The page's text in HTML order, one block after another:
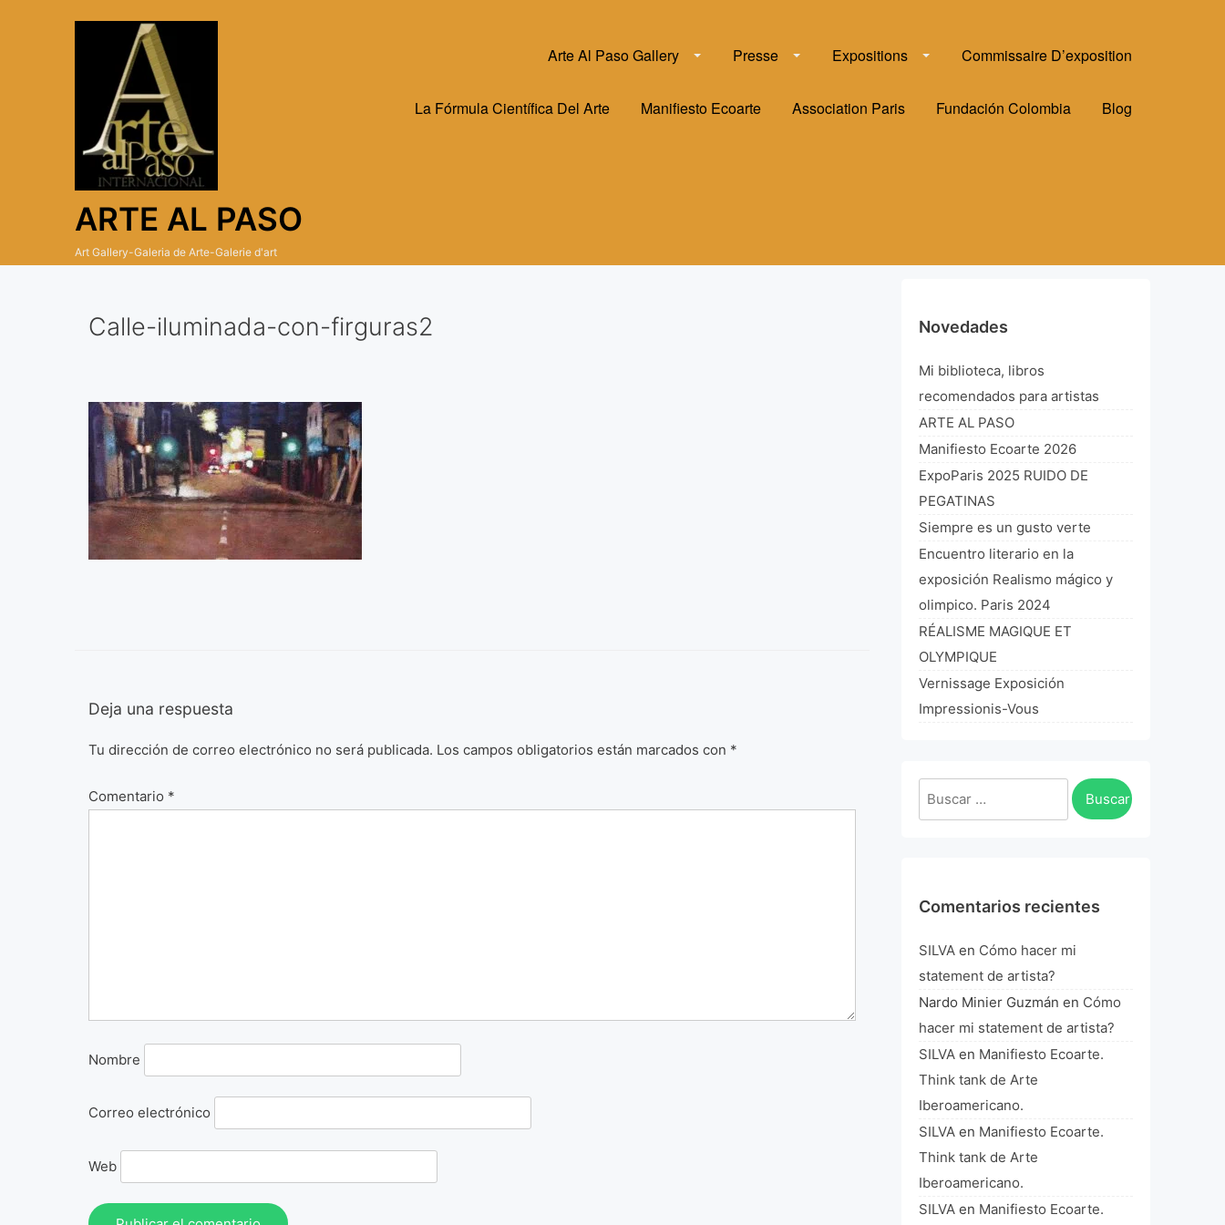
ARTE AL PASO
Art Gallery-Galeria de Arte-Galerie d'art
Arte Al Paso Gallery Presse Expositions Commissaire D’exposition
La Fórmula Científica Del Arte Manifiesto Ecoarte Association Paris Fundación Colombia Blog
Calle-iluminada-con-firguras2
Deja una respuesta
Tu dirección de correo electrónico no será publicada. Los campos obligatorios están marcados con *
Comentario *
Nombre
Correo electrónico
Web
Novedades
Mi biblioteca, libros
recomendados para artistas
ARTE AL PASO
Manifiesto Ecoarte 2026
ExpoParis 2025 RUIDO DE
PEGATINAS
Siempre es un gusto verte
Encuentro literario en la
exposición Realismo mágico y
olimpico. Paris 2024
RÉALISME MAGIQUE ET
OLYMPIQUE
Vernissage Exposición
Impressionis-Vous
Buscar:
Comentarios recientes
SILVA en Cómo hacer mi
statement de artista?
Nardo Minier Guzmán en Cómo
hacer mi statement de artista?
SILVA en Manifiesto Ecoarte.
Think tank de Arte
Iberoamericano.
SILVA en Manifiesto Ecoarte.
Think tank de Arte
Iberoamericano.
SILVA en Manifiesto Ecoarte.